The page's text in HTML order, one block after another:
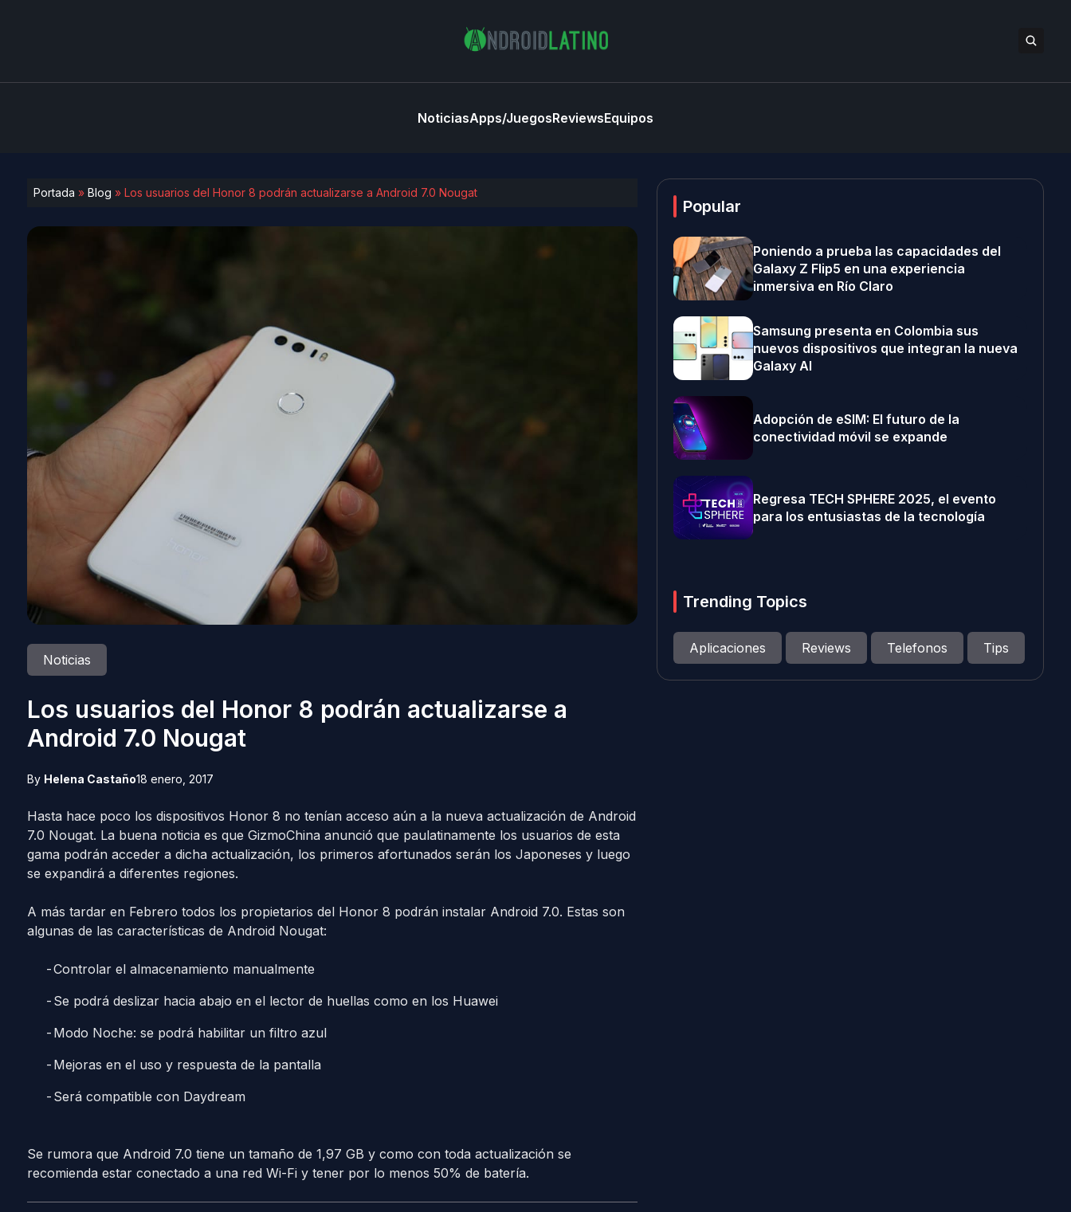
NoticiasApps/JuegosReviewsEquipos
Portada » Blog » Los usuarios del Honor 8 podrán actualizarse a Android 7.0 Nougat
Noticias
Los usuarios del Honor 8 podrán actualizarse a
Android 7.0 Nougat
By Helena Castaño18 enero, 2017
Hasta hace poco los dispositivos Honor 8 no tenían acceso aún a la nueva actualización de Android
7.0 Nougat. La buena noticia es que GizmoChina anunció que paulatinamente los usuarios de esta
gama podrán acceder a dicha actualización, los primeros afortunados serán los Japoneses y luego
se expandirá a diferentes regiones.
A más tardar en Febrero todos los propietarios del Honor 8 podrán instalar Android 7.0. Estas son
algunas de las características de Android Nougat:
Controlar el almacenamiento manualmente
Se podrá deslizar hacia abajo en el lector de huellas como en los Huawei
Modo Noche: se podrá habilitar un filtro azul
Mejoras en el uso y respuesta de la pantalla
Será compatible con Daydream
Se rumora que Android 7.0 tiene un tamaño de 1,97 GB y como con toda actualización se
recomienda estar conectado a una red Wi-Fi y tener por lo menos 50% de batería.
Popular
Poniendo a prueba las capacidades del
Galaxy Z Flip5 en una experiencia
inmersiva en Río Claro
Samsung presenta en Colombia sus
nuevos dispositivos que integran la nueva
Galaxy AI
Adopción de eSIM: El futuro de la
conectividad móvil se expande
Regresa TECH SPHERE 2025, el evento
para los entusiastas de la tecnología
Trending Topics
Aplicaciones Reviews Telefonos Tips